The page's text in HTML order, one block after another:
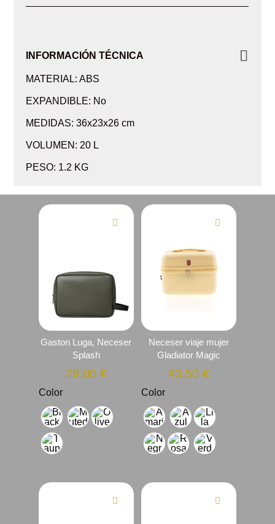
INFORMACIÓN TÉCNICA
MATERIAL: ABS
EXPANDIBLE: No
MEDIDAS: 36x23x26 cm
VOLUMEN: 20 L
PESO: 1.2 KG
Gaston Luga, Neceser
Splash
29.00 €
Color
Neceser viaje mujer
Gladiator Magic
43.50€
Color